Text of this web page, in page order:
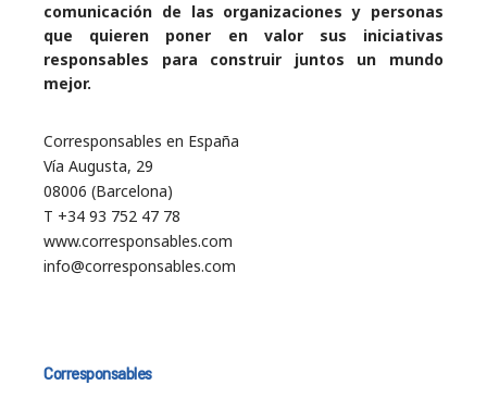
comunicación de las organizaciones y personas
que quieren poner en valor sus iniciativas
responsables para construir juntos un mundo
mejor.
Corresponsables en España
Vía Augusta, 29
08006 (Barcelona)
T +34 93 752 47 78
www.corresponsables.com
info@corresponsables.com
Corresponsables